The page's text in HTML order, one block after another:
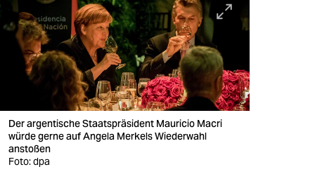
wahrheit
verlag
verlag
veranstaltungen
shop
fragen & hilfe
Der argentische Staatspräsident Mauricio Macri
würde gerne auf Angela Merkels Wiederwahl
anstoßen
Foto: dpa